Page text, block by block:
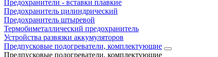
Предохранители - вставки плавкие
Предохранитель цилиндрический
Предохранитель штыревой
Термобиметаллический предохранитель
Устройства развязки аккумуляторов
Предпусковые подогреватели, комплектующие
Предпусковые подогреватели, комплектующие